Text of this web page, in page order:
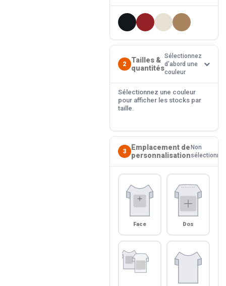
2
Tailles &
quantités
Sélectionnez
d'abord une
couleur
Sélectionnez une couleur
pour afficher les stocks par
taille.
3
Emplacement de
personnalisation
Non
sélectionné
Face Dos